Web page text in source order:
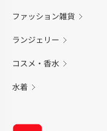
ファッション雑貨
ランジェリー
コスメ・香水
水着